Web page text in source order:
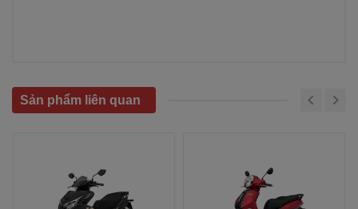
Sản phẩm liên quan